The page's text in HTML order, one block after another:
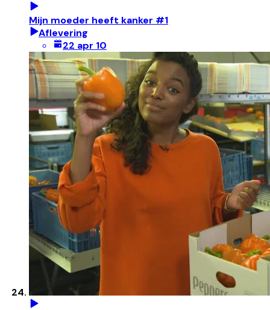
Mijn moeder heeft kanker #1
Aflevering
22 apr 10